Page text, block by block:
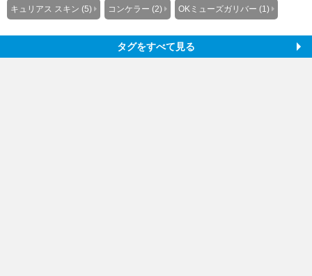
キュリアス スキン (5) コンケラー (2) OKミューズガリバー (1)
タグをすべて見る